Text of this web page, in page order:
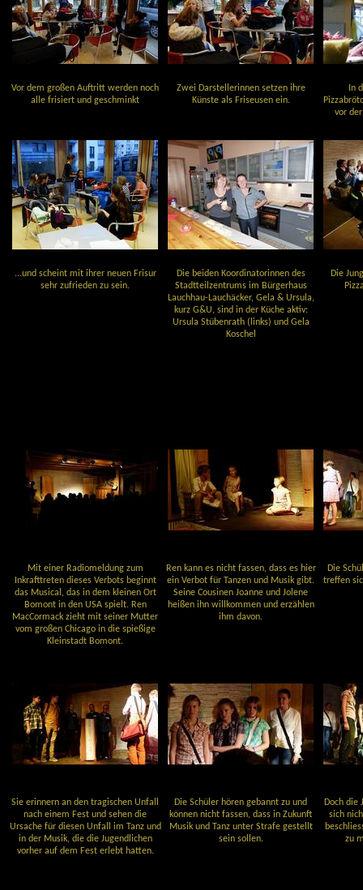
Vor dem großen Auftritt werden noch
alle frisiert und geschminkt
Zwei Darstellerinnen setzen ihre
Künste als Friseusen ein.
In
vor
...und scheint mit ihrer neuen Frisur
sehr zufrieden zu sein.
Die beiden Koordinatorinnen des
Stadtteilzentrums im Bürgerhaus
Lauchhau-Lauchäcker, Gela & Ursula,
kurz G&U, sind in der Küche aktiv:
Ursula Stübenrath (links) und Gela
Koschel
Die
Mit einer Radiomeldung zum
Inkrafttreten dieses Verbots beginnt
das Musical, das in dem kleinen Ort
Bomont in den USA spielt. Ren
MacCormack zieht mit seiner Mutter
vom großen Chicago in die spießige
Kleinstadt Bomont.
Ren kann es nicht fassen, dass es hier
ein Verbot für Tanzen und Musik gibt.
Seine Cousinen Joanne und Jolene
heißen ihn willkommen und erzählen
ihm davon.
Die
treffen
Sie erinnern an den tragischen Unfall
nach einem Fest und sehen die
Ursache für diesen Unfall im Tanz und
in der Musik, die die Jugendlichen
vorher auf dem Fest erlebt hatten.
Die Schüler hören gebannt zu und
können nicht fassen, dass in Zukunft
Musik und Tanz unter Strafe gestellt
sein sollen.
Doch die
sich
zu